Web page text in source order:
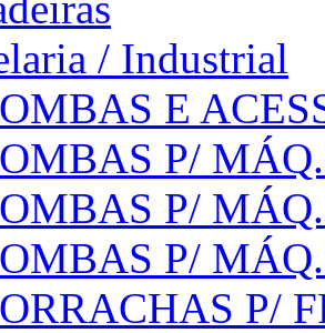
/ Industrial
E
P/
P/
P/
P/